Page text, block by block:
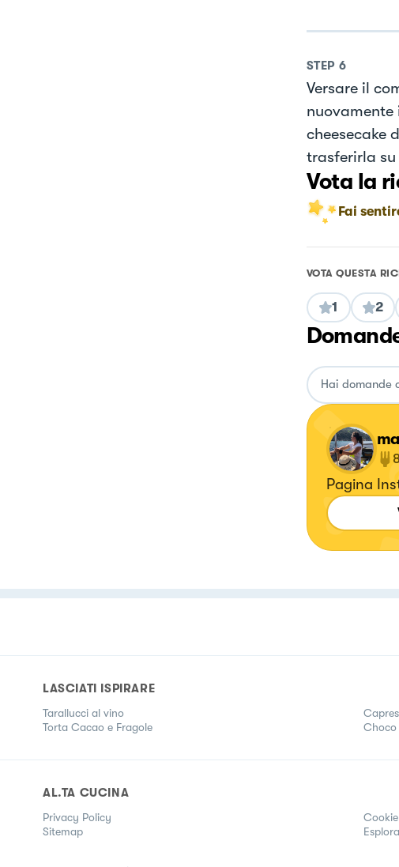
STEP 6
Versare il
nuovamente
cheesecake
trasferirla
Vota la
Fai
VOTA QUESTA
1 2
Pagina
LASCIATI ISPIRARE
Tarallucci al vino
Torta Cacao e Fragole
Choco
AL.TA CUCINA
Privacy Policy
Sitemap
Esplora